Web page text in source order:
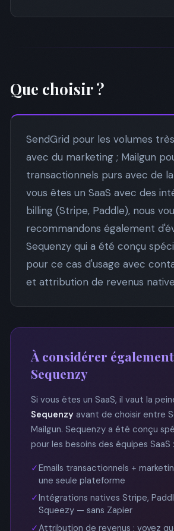
Que choisir ?
SendGrid pour les volumes
avec du marketing ; Mailgun
transactionnels purs avec de
vous êtes un SaaS avec des
billing (Stripe, Paddle), nous
recommandons également
Sequenzy qui a été conçu
pour ce cas d'usage avec
et attribution de revenus
À considérer
Sequenzy
Si vous êtes un SaaS, il vaut la
Sequenzy avant de choisir entre
Mailgun. Sequenzy a été conçu
pour les besoins des équipes SaaS :
✓Emails transactionnels +
une seule plateforme
✓Intégrations natives Stripe,
Squeezy — sans Zapier
✓Attribution de revenus : voyez